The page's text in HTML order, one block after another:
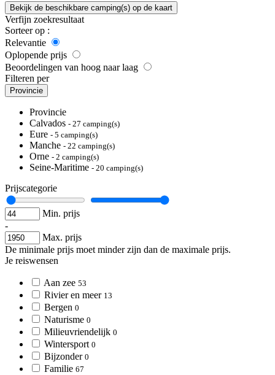
Bekijk de beschikbare camping(s) op de kaart
Verfijn zoekresultaat
Sorteer op :
Relevantie
Oplopende prijs
Beoordelingen van hoog naar laag
Filteren per
Provincie
Provincie
Calvados - 27 camping(s)
Eure - 5 camping(s)
Manche - 22 camping(s)
Orne - 2 camping(s)
Seine-Maritime - 20 camping(s)
Prijscategorie
Min. prijs
-
Max. prijs
De minimale prijs moet minder zijn dan de maximale prijs.
Je reiswensen
Aan zee 53
Rivier en meer 13
Bergen 0
Naturisme 0
Milieuvriendelijk 0
Wintersport 0
Bijzonder 0
Familie 67